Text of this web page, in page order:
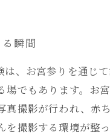
瞬間
、お宮参りを通じ
場でもあります。お
真撮影が行われ、赤
を撮影する環境が整